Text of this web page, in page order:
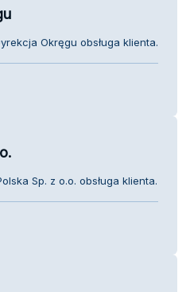
Okręgu obsługa klienta.
Sp. z o.o. obsługa klienta.